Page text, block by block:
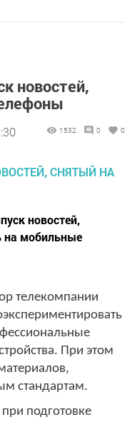
новостей,
1532 0 0
новостей,
на мобильные
телекомпании
При этом
стандартам.
ри подготовке